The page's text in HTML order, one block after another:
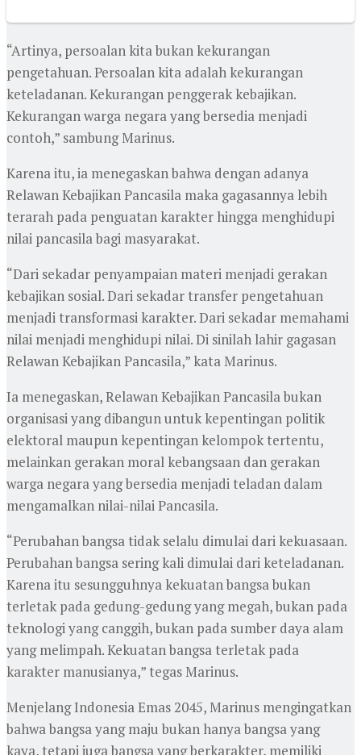
“Artinya, persoalan kita bukan kekurangan
pengetahuan. Persoalan kita adalah kekurangan
keteladanan. Kekurangan penggerak kebajikan.
Kekurangan warga negara yang bersedia menjadi
contoh,” sambung Marinus.
Karena itu, ia menegaskan bahwa dengan adanya
Relawan Kebajikan Pancasila maka gagasannya lebih
terarah pada penguatan karakter hingga menghidupi
nilai pancasila bagi masyarakat.
“Dari sekadar penyampaian materi menjadi gerakan
kebajikan sosial. Dari sekadar transfer pengetahuan
menjadi transformasi karakter. Dari sekadar memahami
nilai menjadi menghidupi nilai. Di sinilah lahir gagasan
Relawan Kebajikan Pancasila,” kata Marinus.
Ia menegaskan, Relawan Kebajikan Pancasila bukan
organisasi yang dibangun untuk kepentingan politik
elektoral maupun kepentingan kelompok tertentu,
melainkan gerakan moral kebangsaan dan gerakan
warga negara yang bersedia menjadi teladan dalam
mengamalkan nilai-nilai Pancasila.
“Perubahan bangsa tidak selalu dimulai dari kekuasaan.
Perubahan bangsa sering kali dimulai dari keteladanan.
Karena itu sesungguhnya kekuatan bangsa bukan
terletak pada gedung-gedung yang megah, bukan pada
teknologi yang canggih, bukan pada sumber daya alam
yang melimpah. Kekuatan bangsa terletak pada
karakter manusianya,” tegas Marinus.
Menjelang Indonesia Emas 2045, Marinus mengingatkan
bahwa bangsa yang maju bukan hanya bangsa yang
kaya, tetapi juga bangsa yang berkarakter, memiliki